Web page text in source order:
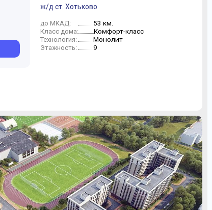
ж/д ст. Хотьково
до МКАД: 53 км.
Класс дома: Комфорт-класс
Технология: Монолит
Этажность: 9